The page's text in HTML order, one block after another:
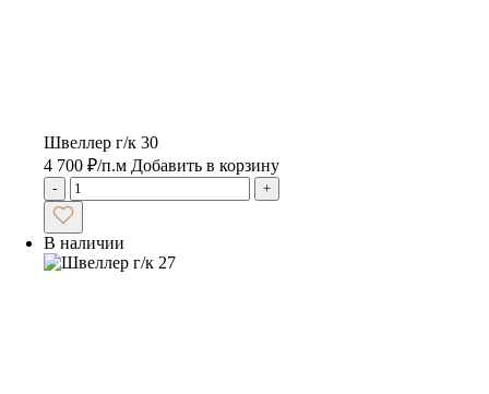
Швеллер г/к 30
4 700 ₽/п.м Добавить в корзину
- +
В наличии